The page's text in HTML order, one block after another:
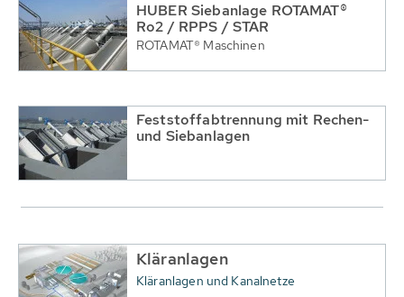
HUBER Siebanlage ROTAMAT®
Ro2 / RPPS / STAR
ROTAMAT® Maschinen
Feststoffabtrennung mit Rechen-
und Siebanlagen
Kläranlagen
Kläranlagen und Kanalnetze